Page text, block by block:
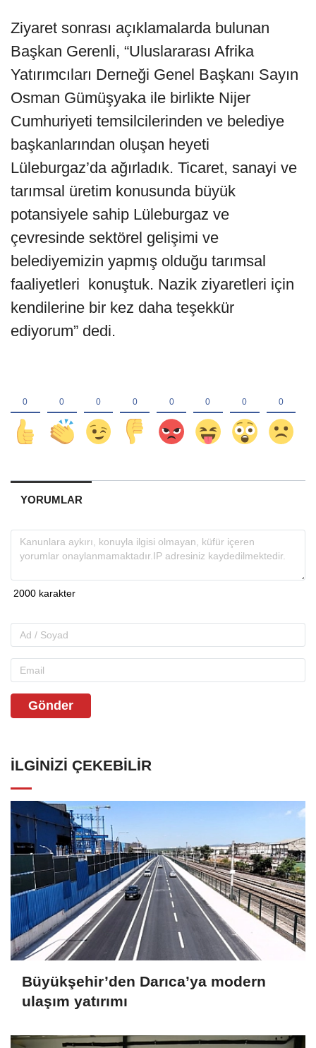
Ziyaret sonrası açıklamalarda bulunan
Başkan Gerenli, “Uluslararası Afrika
Yatırımcıları Derneği Genel Başkanı Sayın
Osman Gümüşyaka ile birlikte Nijer
Cumhuriyeti temsilcilerinden ve belediye
başkanlarından oluşan heyeti
Lüleburgaz’da ağırladık. Ticaret, sanayi ve
tarımsal üretim konusunda büyük
potansiyele sahip Lüleburgaz ve
çevresinde sektörel gelişimi ve
belediyemizin yapmış olduğu tarımsal
faaliyetleri konuştuk. Nazik ziyaretleri için
kendilerine bir kez daha teşekkür
ediyorum” dedi.
YORUMLAR
Gönder
İLGINIZI ÇEKEBILIR
Büyükşehir’den Darıca’ya modern
ulaşım yatırımı